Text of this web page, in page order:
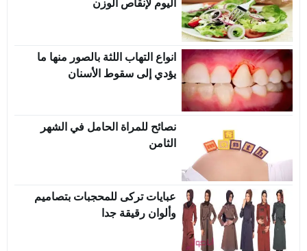
اليوم لإنقاص الوزن
انواع التهاب اللثة بالصور منها ما
يؤدي إلى سقوط الأسنان
نصائح للمراة الحامل في الشهر
الثامن
عبايات تركى للمحجبات بتصاميم
وألوان رقيقة جدا